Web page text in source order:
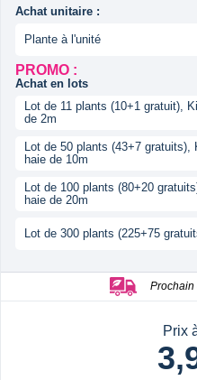
Achat unitaire :
Plante à l'unité
PROMO :
Achat en lots
Lot de 11 plants (10+1 gratuit),
de 2m
Lot de 50 plants (43+7 gratuits),
haie de 10m
Lot de 100 plants (80+20
haie de 20m
Lot de 300 plants (225+75
Prochain
Prix